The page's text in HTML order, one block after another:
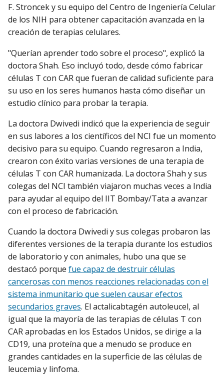
F. Stroncek y su equipo del Centro de Ingeniería Celular
de los NIH para obtener capacitación avanzada en la
creación de terapias celulares.
"Querían aprender todo sobre el proceso", explicó la
doctora Shah. Eso incluyó todo, desde cómo fabricar
células T con CAR que fueran de calidad suficiente para
su uso en los seres humanos hasta cómo diseñar un
estudio clínico para probar la terapia.
La doctora Dwivedi indicó que la experiencia de seguir
en sus labores a los científicos del NCI fue un momento
decisivo para su equipo. Cuando regresaron a India,
crearon con éxito varias versiones de una terapia de
células T con CAR humanizada. La doctora Shah y sus
colegas del NCI también viajaron muchas veces a India
para ayudar al equipo del IIT Bombay/Tata a avanzar
con el proceso de fabricación.
Cuando la doctora Dwivedi y sus colegas probaron las
diferentes versiones de la terapia durante los estudios
de laboratorio y con animales, hubo una que se
destacó porque fue capaz de destruir células
cancerosas con menos reacciones relacionadas con el
sistema inmunitario que suelen causar efectos
secundarios graves. El actalicabtagén autoleucel, al
igual que la mayoría de las terapias de células T con
CAR aprobadas en los Estados Unidos, se dirige a la
CD19, una proteína que a menudo se produce en
grandes cantidades en la superficie de las células de
leucemia y linfoma.